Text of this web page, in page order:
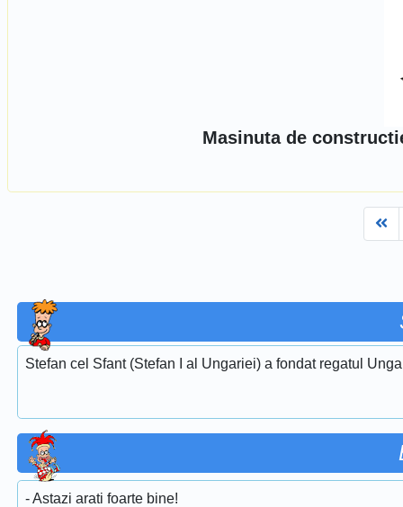
Masinuta de
Stefan cel Sfant (Stefan I al Ungariei) a fondat regatul
- Astazi arati foarte bine!